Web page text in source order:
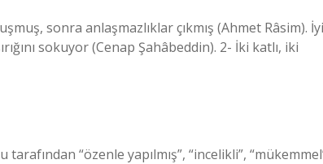
sonra anlaşmazlıklar çıkmış (Ahmet Râsim). İyi
sokuyor (Cenap Şahâbeddin). 2- İki katlı, iki
“özenle yapılmış”, “incelikli”,